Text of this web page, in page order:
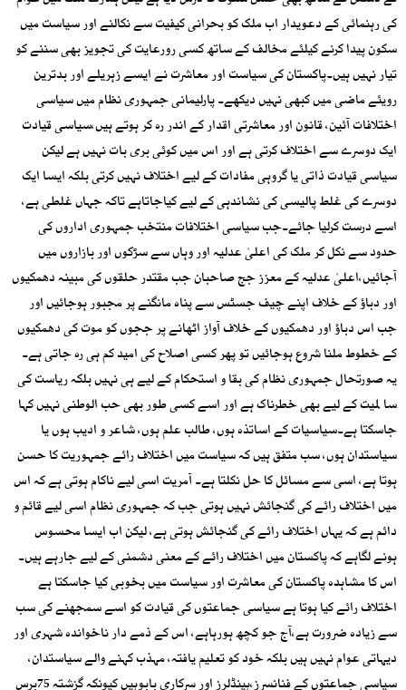
کی رہنمائی کے دعویدار اب ملک کو بحرانی کیفیت سے نکالنے اور سیاست میں
سکون پیدا کرنے کیلئے مخالف کے ساتھ کسی رورعایت کی تجویز بھی سننے کو
تیار نہیں ہیں۔پاکستان کی سیاست اور معاشرت نے ایسے زہریلے اور بدترین
رویئے ماضی میں کبھی نہیں دیکھے۔ پارلیمانی جمہوری نظام میں سیاسی
اختلافات آئین، قانون اور معاشرتی اقدار کے اندر رہ کر ہوتے ہیں،سیاسی قیادت
ایک دوسرے سے اختلاف کرتی ہے اور اس میں کوئی بری بات نہیں ہے لیکن
سیاسی قیادت ذاتی یا گروہی مفادات کے لیے اختلاف نہیں کرتی بلکہ ایسا ایک
دوسرے کی غلط پالیسی کی نشاندہی کے لیے کیاجاتاہے تاکہ جہاں غلطی ہے،
اسے درست کرلیا جائے۔جب سیاسی اختلافات منتخب جمہوری اداروں کی
حدود سے نکل کر ملک کی اعلیٰ عدلیہ اور وہاں سے سڑکوں اور بازاروں میں
آجائیں،اعلیٰ عدلیہ کے معزز جج صاحبان جب مقتدر حلقوں کی مبینہ دھمکیوں
اور دباؤ کے خلاف اپنے چیف جسٹس سے پناہ مانگنے پر مجبور ہوجائیں اور
جب اس دباؤ اور دھمکیوں کے خلاف آواز اٹھانے پر ججوں کو موت کی دھمکیوں
کے خطوط ملنا شروع ہوجائیں تو پھر کسی اصلاح کی امید کم ہی رہ جاتی ہے۔
یہ صورتحال جمہوری نظام کی بقا و استحکام کے لیے ہی نہیں بلکہ ریاست کی
سا لمیت کے لیے بھی خطرناک ہے اور اسے کسی طور بھی حب الوطنی نہیں کہا
جاسکتا ہے۔سیاسیات کے اساتذہ ہوں، طالب علم ہوں، شاعر و ادیب ہوں یا
سیاستدان ہوں، سب متفق ہیں کہ سیاست میں اختلاف رائے جمہوریت کا حسن
ہوتا ہے، اسی سے مسائل کا حل نکلتا ہے۔ آمریت اسی لیے ناکام ہوتی ہے کہ اس
میں اختلاف رائے کی گنجائش نہیں ہوتی جب کہ جمہوری نظام اسی لیے قائم و
دائم ہے کہ یہاں اختلاف رائے کی گنجائش ہوتی ہے، لیکن اب ایسا محسوس
ہونے لگاہے کہ پاکستان میں اختلاف رائے کے معنی دشمنی کے لیے جارہے ہیں۔
اس کا مشاہدہ پاکستان کی معاشرت اور سیاست میں بخوبی کیا جاسکتا ہے
اختلاف رائے کیا ہوتا ہے سیاسی جماعتوں کی قیادت کو اسے سمجھنے کی سب
سے زیادہ ضرورت ہے،آج جو کچھ ہورہاہے، اس کے ذمے دار ناخواندہ شہری اور
دیہاتی عوام نہیں ہیں بلکہ خود کو تعلیم یافتہ، مہذب کہنے والے سیاستدان،